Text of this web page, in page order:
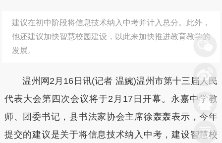
建议在初中阶段将信息技术纳入中考并计入总分。此外，
他还建议加快智慧校园建设，以此来加快推进教育教学的
发展。
温州网2月16日讯(记者 温婉)温州市第十三届人民
代表大会第四次会议将于2月17日开幕。永嘉中学教
师、团委书记，县书法家协会主席徐轰轰表示，今年
提交的建议是关于将信息技术纳入中考，建设智慧校